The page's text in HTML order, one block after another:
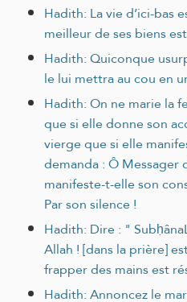
Hadith: La vie d’ici-bas
meilleur de ses biens
Hadith: Quiconque
le lui mettra au cou en
Hadith: On ne marie la
que si elle donne son
vierge que si elle
demanda : Ô Messager
manifeste-t-elle son
Par son silence !
Hadith: Dire : "
Allah ! [dans la prière]
frapper des mains est
Hadith: Annoncez le